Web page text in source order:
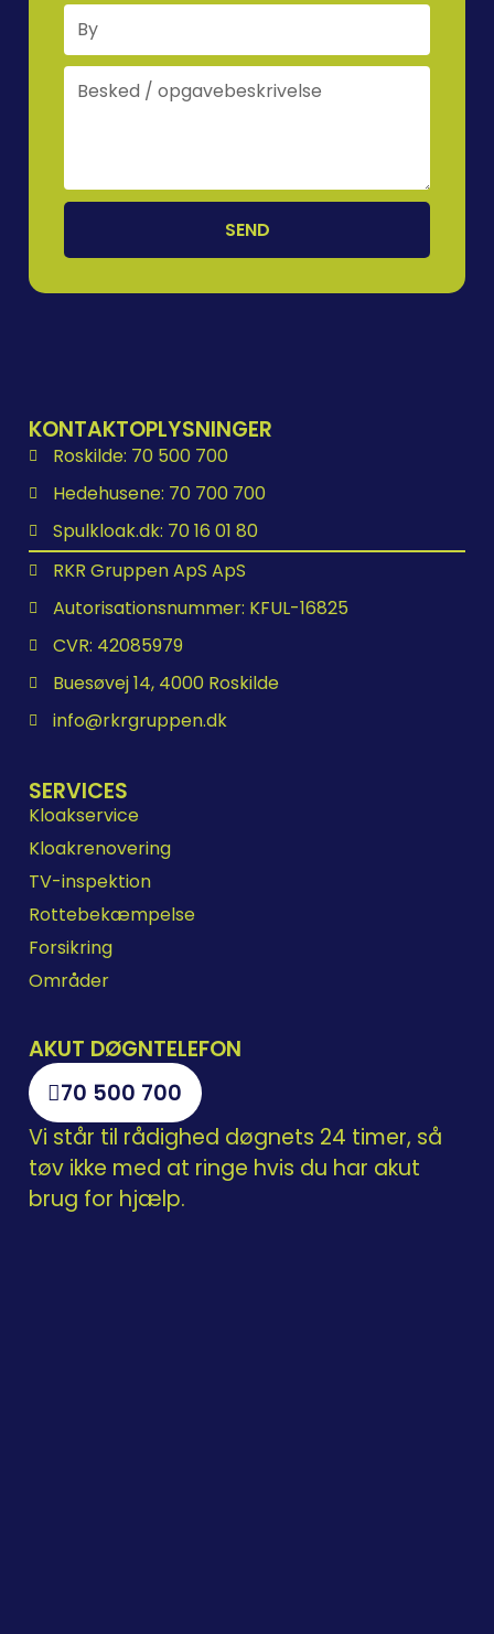
SEND
KONTAKTOPLYSNINGER
Roskilde: 70 500 700
Hedehusene: 70 700 700
Spulkloak.dk: 70 16 01 80
RKR Gruppen ApS ApS
Autorisationsnummer: KFUL-16825
CVR: 42085979
Buesøvej 14, 4000 Roskilde
info@rkrgruppen.dk
SERVICES
Kloakservice
Kloakrenovering
TV-inspektion
Rottebekæmpelse
Forsikring
Områder
AKUT DØGNTELEFON
70 500 700
Vi står til rådighed døgnets 24 timer, så
tøv ikke med at ringe hvis du har akut
brug for hjælp.